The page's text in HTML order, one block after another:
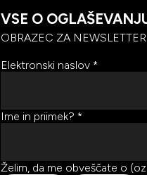
VSE O
OBRAZEC ZA NEWSLETTER
Elektronski naslov *
Ime in priimek? *
Želim, da me obveščate o